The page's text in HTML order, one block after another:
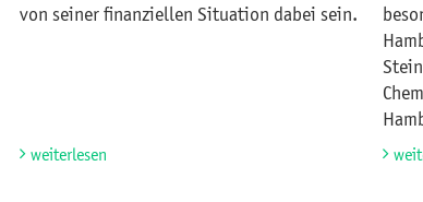
von seiner finanziellen Situation dabei sein.
weiterlesen